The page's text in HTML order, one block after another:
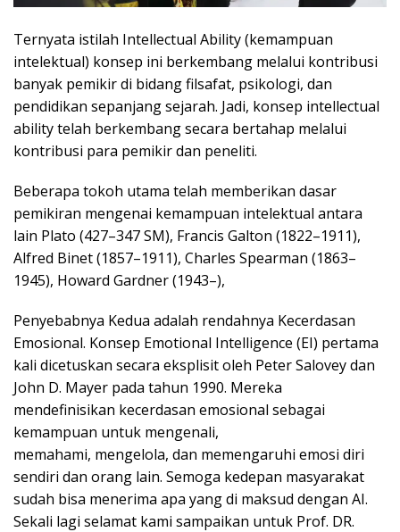
Ternyata istilah Intellectual Ability (kemampuan
intelektual) konsep ini berkembang melalui kontribusi
banyak pemikir di bidang filsafat, psikologi, dan
pendidikan sepanjang sejarah. Jadi, konsep intellectual
ability telah berkembang secara bertahap melalui
kontribusi para pemikir dan peneliti.
Beberapa tokoh utama telah memberikan dasar
pemikiran mengenai kemampuan intelektual antara
lain Plato (427–347 SM), Francis Galton (1822–1911),
Alfred Binet (1857–1911), Charles Spearman (1863–
1945), Howard Gardner (1943–),
Penyebabnya Kedua adalah rendahnya Kecerdasan
Emosional. Konsep Emotional Intelligence (EI) pertama
kali dicetuskan secara eksplisit oleh Peter Salovey dan
John D. Mayer pada tahun 1990. Mereka
mendefinisikan kecerdasan emosional sebagai
kemampuan untuk mengenali,
memahami, mengelola, dan memengaruhi emosi diri
sendiri dan orang lain. Semoga kedepan masyarakat
sudah bisa menerima apa yang di maksud dengan AI.
Sekali lagi selamat kami sampaikan untuk Prof. DR.